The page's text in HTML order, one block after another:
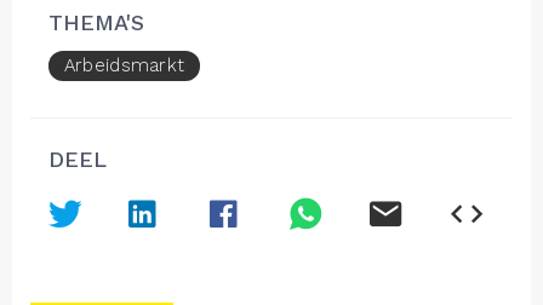
THEMA'S
Arbeidsmarkt
DEEL